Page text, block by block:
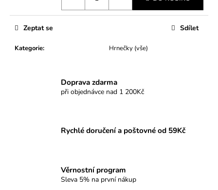
Kategorie: Hrnečky (vše)
Zeptat se Sdílet
Doprava zdarma
při objednávce nad 1 200Kč
Rychlé doručení a poštovné od 59Kč
Věrnostní program
Sleva 5% na první nákup